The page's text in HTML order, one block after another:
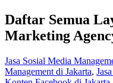
Daftar Semua
Marketing
Jasa Sosial Media
Management di Jakarta,